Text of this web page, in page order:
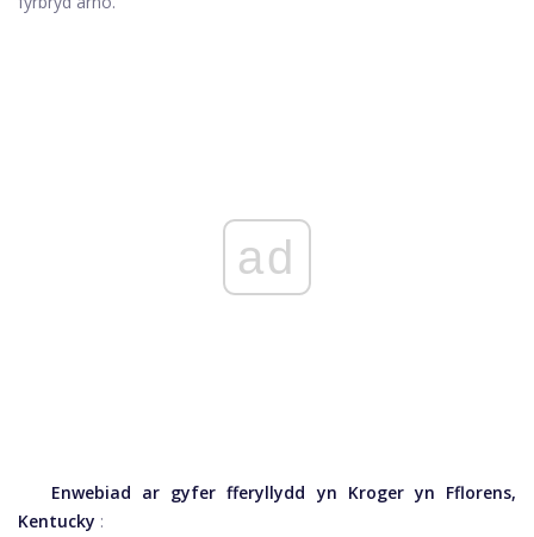
ad
Enwebiad ar gyfer fferyllydd yn Kroger yn Fflorens,
Kentucky :